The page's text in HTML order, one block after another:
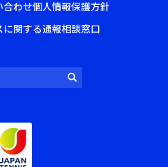
合わせ個人情報保護方針
関する通報相談窓口